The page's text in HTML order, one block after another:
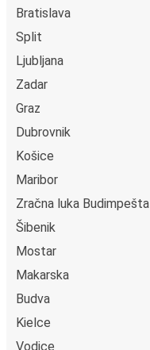
Drvenik
Bratislava
Split
Ljubljana
Zadar
Graz
Dubrovnik
Košice
Maribor
Zračna luka Budimpešta
Šibenik
Mostar
Makarska
Budva
Kielce
Vodice